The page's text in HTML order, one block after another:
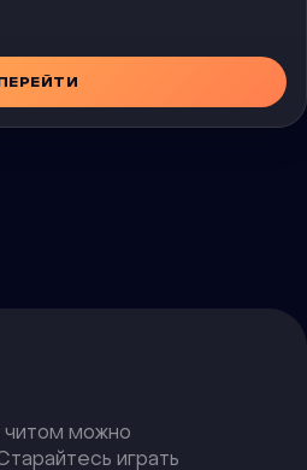
можно
играть